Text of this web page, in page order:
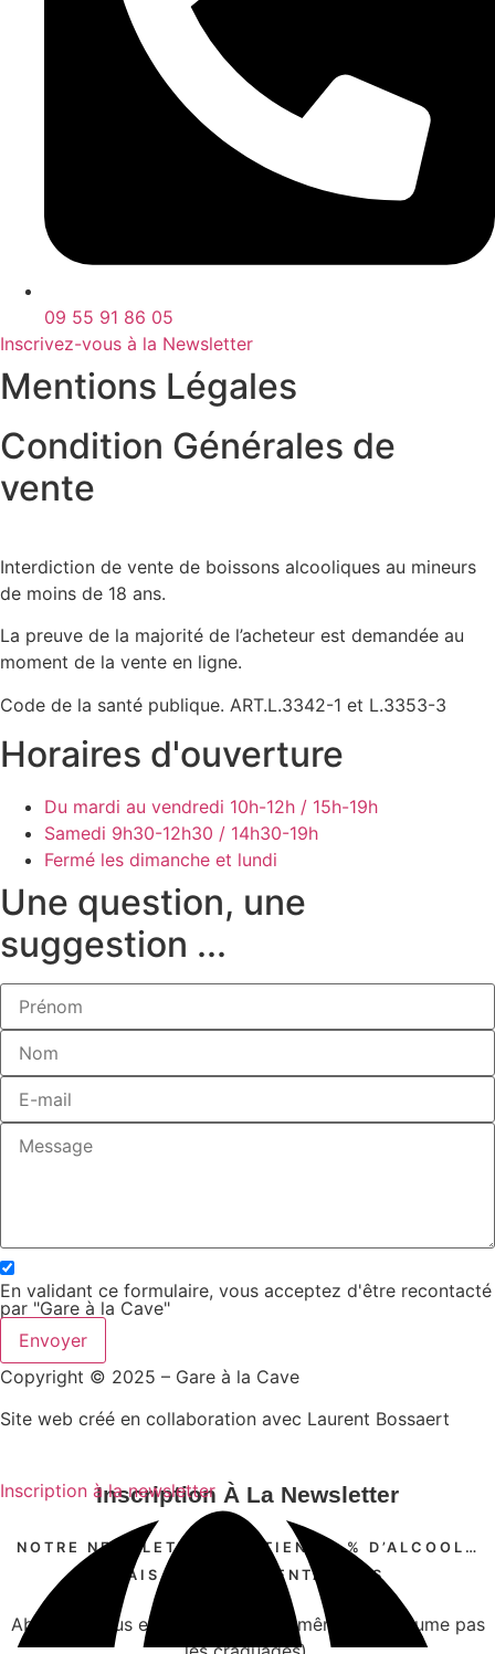
09 55 91 86 05
Inscrivez-vous à la Newsletter
Mentions Légales
Condition Générales de
vente
Interdiction de vente de boissons alcooliques au mineurs
de moins de 18 ans.
La preuve de la majorité de l’acheteur est demandée au
moment de la vente en ligne.
Code de la santé publique. ART.L.3342-1 et L.3353-3
Horaires d'ouverture
Du mardi au vendredi 10h-12h / 15h-19h
Samedi 9h30-12h30 / 14h30-19h
Fermé les dimanche et lundi
Une question, une
suggestion ...
En validant ce formulaire, vous acceptez d'être recontacté
par "Gare à la Cave"
Envoyer
Copyright © 2025 – Gare à la Cave
Site web créé en collaboration avec Laurent Bossaert
Inscription À La Newsletter
NOTRE NEWSLETTER CONTIENT 0 % D’ALCOOL…
MAIS 100 % DE TENTATIONS
Abonnez-vous et voyez par vous-même (on assume pas
Inscription à la newsletter